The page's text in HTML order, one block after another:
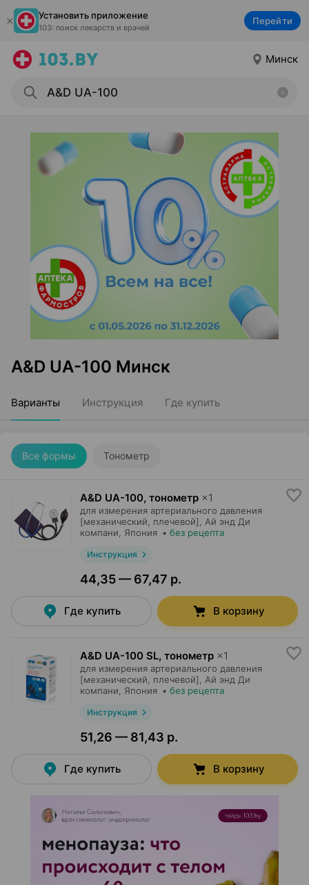
Установить приложение
103: поиск лекарств и врачей
Перейти
Минск
A&D UA-100 Минск
Варианты Инструкция Где купить
Все формы Тонометр
A&D UA-100, тонометр ×1
для измерения артериального давления
[механический, плечевой],
Ай энд Ди
компани , Япония • без рецепта
Инструкция
44,35 — 67,47 р.
Где купить В корзину
A&D UA-100 SL, тонометр ×1
для измерения артериального давления
[механический, плечевой],
Ай энд Ди
компани , Япония • без рецепта
Инструкция
51,26 — 81,43 р.
Где купить В корзину